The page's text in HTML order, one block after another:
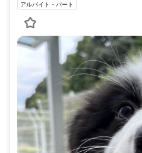
アルバイト・パート